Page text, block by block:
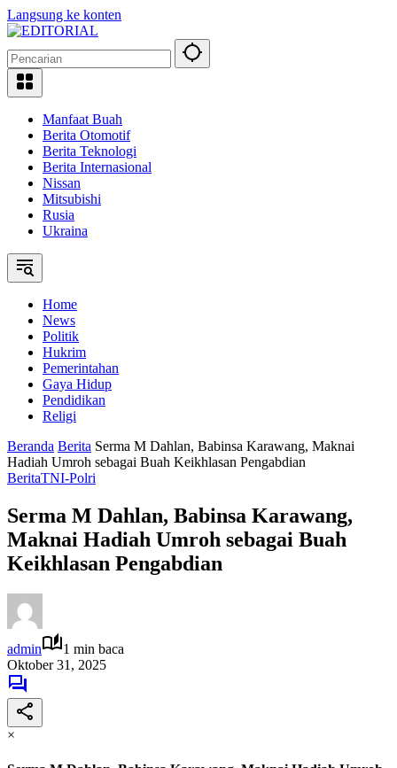
Langsung ke konten
Manfaat Buah
Berita Otomotif
Berita Teknologi
Berita Internasional
Nissan
Mitsubishi
Rusia
Ukraina
Home
News
Politik
Hukrim
Pemerintahan
Gaya Hidup
Pendidikan
Religi
Beranda Berita Serma M Dahlan, Babinsa Karawang, Maknai
Hadiah Umroh sebagai Buah Keikhlasan Pengabdian
BeritaTNI-Polri
Serma M Dahlan, Babinsa Karawang,
Maknai Hadiah Umroh sebagai Buah
Keikhlasan Pengabdian
admin
1 min baca
Oktober 31, 2025
×